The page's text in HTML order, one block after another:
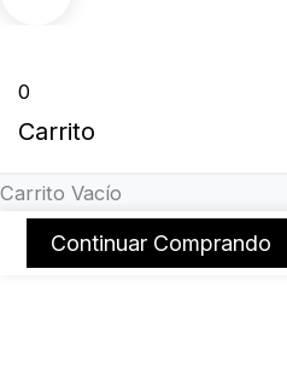
0
Carrito
Carrito Vacío
Continuar Comprando